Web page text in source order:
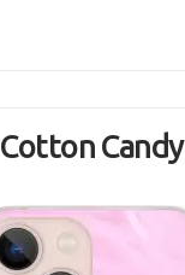
Cotton Candy